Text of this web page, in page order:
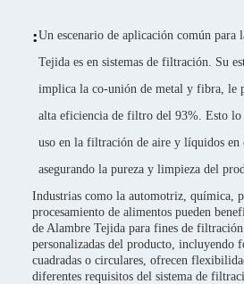
:Un escenario de aplicación común para
Tejida es en sistemas de filtración. Su
implica la co-unión de metal y fibra, le
alta eficiencia de filtro del 93%. Esto lo
uso en la filtración de aire y líquidos en
asegurando la pureza y limpieza del
Industrias como la automotriz, química,
procesamiento de alimentos pueden
de Alambre Tejida para fines de
personalizadas del producto, incluyendo
cuadradas o circulares, ofrecen
diferentes requisitos del sistema de